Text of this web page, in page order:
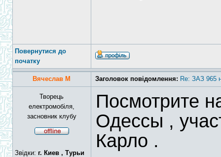
Повернутися до
початку
Вячеслав М Заголовок повідомлення: Re: ЗАЗ 965
Творець
електромобіля,
засновник клубу
Звідки: г. Киев , Турьи
Посмотрите
Одессы ,
Карло .